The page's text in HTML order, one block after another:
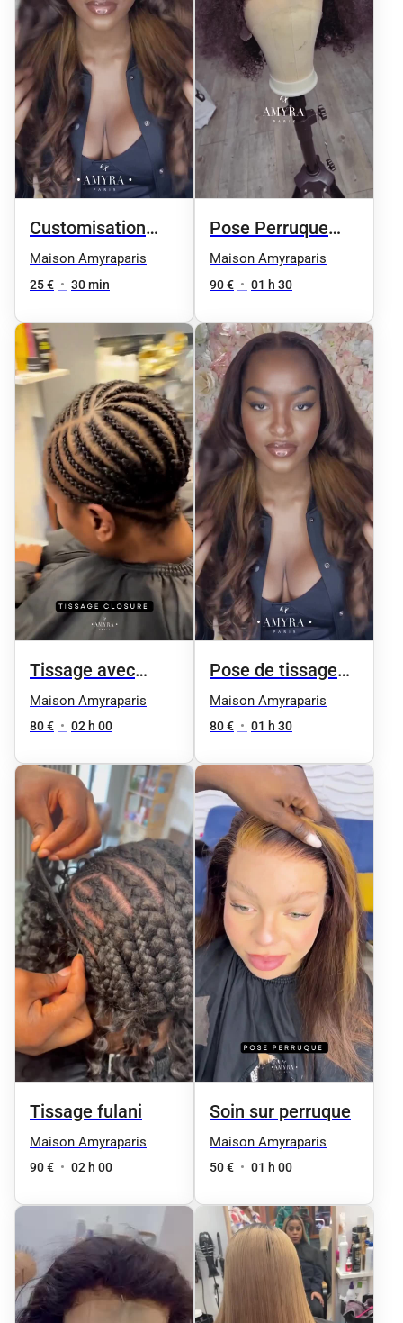
Customisation
closure
Maison Amyraparis
25 € • 30 min
Pose Perruque
Lace
Maison Amyraparis
90 € • 01 h 30
Tissage avec
Closure
Maison Amyraparis
80 € • 02 h 00
Pose de tissage
lace deja
customisé ou deja
Maison Amyraparis
80 € • 01 h 30
Tissage fulani
Maison Amyraparis
90 € • 02 h 00
Soin sur perruque
Maison Amyraparis
50 € • 01 h 00